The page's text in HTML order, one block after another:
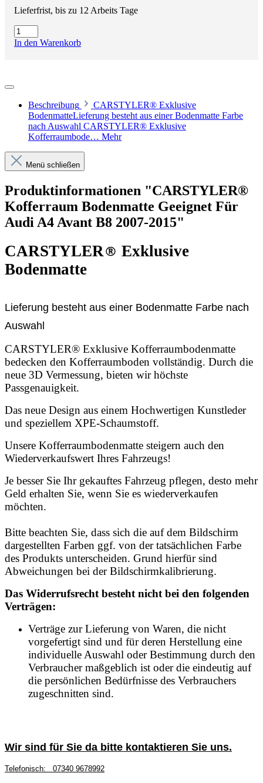
Lieferfrist, bis zu 12 Arbeits Tage
In den Warenkorb
Beschreibung
CARSTYLER® Exklusive
BodenmatteLieferung besteht aus einer Bodenmatte Farbe
nach Auswahl CARSTYLER® Exklusive
Kofferraumbode… Mehr
Menü schließen
Produktinformationen "CARSTYLER®
Kofferraum Bodenmatte Geeignet Für
Audi A4 Avant B8 2007-2015"
CARSTYLER® Exklusive
Bodenmatte
Lieferung besteht aus einer Bodenmatte Farbe nach
Auswahl
CARSTYLER® Exklusive Kofferraumbodenmatte
bedecken den Kofferraumboden vollständig. Durch die
neue 3D Vermessung, bieten wir höchste
Passgenauigkeit.
Das neue Design aus einem Hochwertigen Kunstleder
und speziellem XPE-Schaumstoff.
Unsere Kofferraumbodenmatte steigern auch den
Wiederverkaufswert Ihres Fahrzeugs!
Je besser Sie Ihr gekauftes Fahrzeug pflegen, desto mehr
Geld erhalten Sie, wenn Sie es wiederverkaufen
möchten.
Bitte beachten Sie, dass sich die auf dem Bildschirm
dargestellten Farben ggf. von der tatsächlichen Farbe
des Produkts unterscheiden. Grund hierfür sind
Abweichungen bei der Bildschirmkalibrierung.
Das Widerrufsrecht besteht nicht bei den folgenden
Verträgen:
Verträge zur Lieferung von Waren, die nicht
vorgefertigt sind und für deren Herstellung eine
individuelle Auswahl oder Bestimmung durch den
Verbraucher maßgeblich ist oder die eindeutig auf
die persönlichen Bedürfnisse des Verbrauchers
zugeschnitten sind.
Wir sind für Sie da bitte kontaktieren Sie uns.
Telefonisch: 07340 9678992